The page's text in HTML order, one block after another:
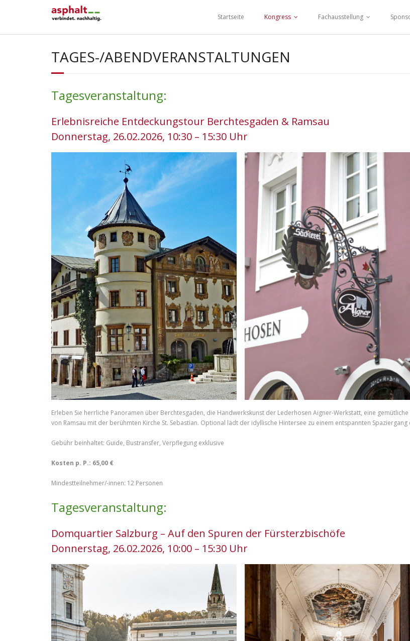
Startseite Kongress Fachausstellung
TAGES-/ABENDVERANSTALTUNGEN
Tagesveranstaltung:
Erlebnisreiche Entdeckungstour Berchtesgaden & Ramsau
Donnerstag, 26.02.2026, 10:30 – 15:30 Uhr
Erleben Sie herrliche Panoramen über Berchtesgaden, die Handwerkskunst der Lederhosen Aigner-Werkstatt, eine
von Ramsau mit der berühmten Kirche St. Sebastian. Optional lädt der idyllische Hintersee zu einem entspannten
Gebühr beinhaltet: Guide, Bustransfer, Verpflegung exklusive
Kosten p. P.: 65,00 €
Mindestteilnehmer/-innen: 12 Personen
Tagesveranstaltung:
Domquartier Salzburg – Auf den Spuren der Fürsterzbischöfe
Donnerstag, 26.02.2026, 10:00 – 15:30 Uhr